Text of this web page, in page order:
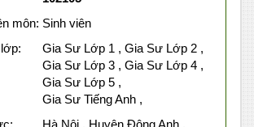
môn: Sinh viên
Gia Sư Lớp 1 , Gia Sư Lớp 2 ,
Gia Sư Lớp 3 , Gia Sư Lớp 4 ,
Gia Sư Lớp 5 ,
Gia Sư Tiếng Anh ,